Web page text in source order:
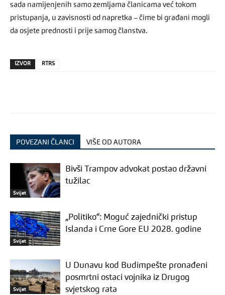
sada namijenjenih samo zemljama članicama već tokom
pristupanja, u zavisnosti od napretka – čime bi građani mogli
da osjete prednosti i prije samog članstva.
IZVOR RTRS
POVEZANI ČLANCI VIŠE OD AUTORA
Svijet
Bivši Trampov advokat postao državni
tužilac
Svijet
„Politiko“: Moguć zajednički pristup
Islanda i Crne Gore EU 2028. godine
Svijet
U Dunavu kod Budimpešte pronađeni
posmrtni ostaci vojnika iz Drugog
svjetskog rata